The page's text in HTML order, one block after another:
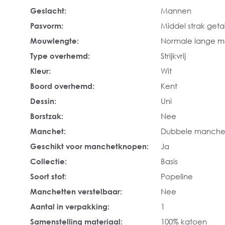
Geslacht:
Mannen
Pasvorm:
Middel strak
Mouwlengte:
Normale lange
Type overhemd:
Strijkvrij
Kleur:
Wit
Boord overhemd:
Kent
Dessin:
Uni
Borstzak:
Nee
Manchet:
Dubbele
Geschikt voor manchetknopen:
Ja
Collectie:
Basis
Soort stof:
Popeline
Manchetten verstelbaar:
Nee
Aantal in verpakking:
1
Samenstelling materiaal:
100% katoen